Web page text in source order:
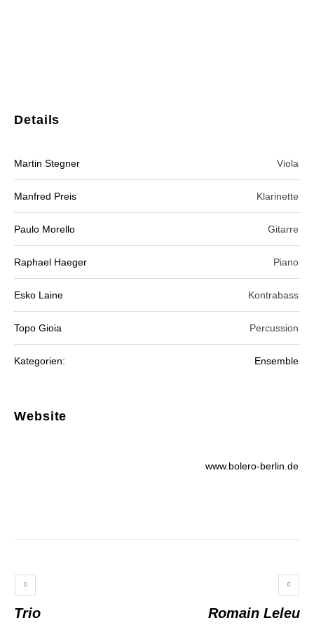
Details
Martin Stegner Viola
Manfred Preis Klarinette
Paulo Morello Gitarre
Raphael Haeger Piano
Esko Laine Kontrabass
Topo Gioia Percussion
Kategorien: Ensemble
Website
www.bolero-berlin.de
Trio
Romain Leleu